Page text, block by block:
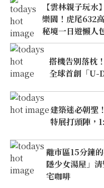
【雲林親子玩
樂園！虎尾632
秘境一日遊懶人
搭機告別落枕
全球首創「U-
建築迷必朝聖
特展打頭陣，
離市區15分鐘
隱少女湯屋」
宅咖啡